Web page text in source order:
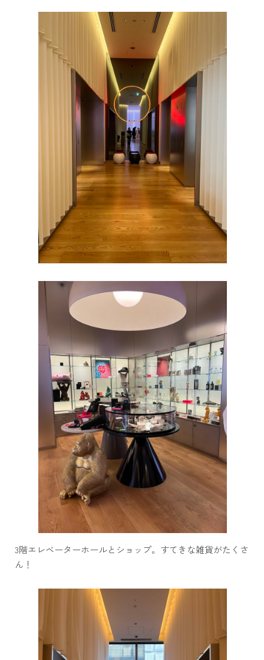
3階エレベーターホールとショップ。すてきな雑貨がたくさ
ん！